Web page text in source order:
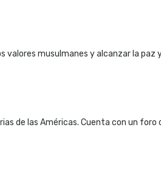
valores musulmanes y alcanzar la paz
de las Américas. Cuenta con un foro